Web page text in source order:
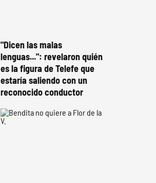
"Dicen las malas
lenguas...": revelaron quién
es la figura de Telefe que
estaría saliendo con un
reconocido conductor